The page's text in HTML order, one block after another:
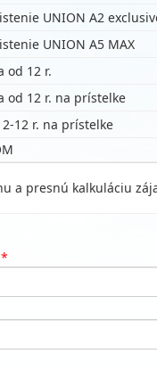
UNION A2
UNION A5 MAX
od 12 r.
od 12 r. na prístelke
12 r. na prístelke
a presnú kalkuláciu
*